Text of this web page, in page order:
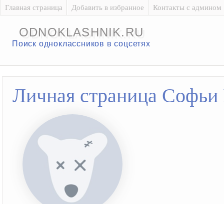
Главная страница Добавить в избранное Контакты с админом
ODNOKLASHNIK.RU
Поиск одноклассников в соцсетях
Личная страница